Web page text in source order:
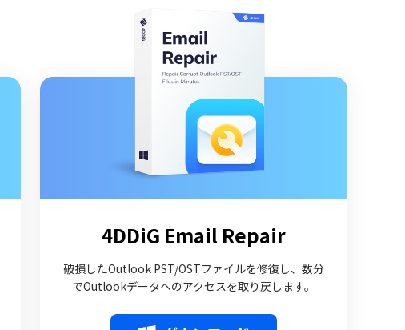
4DDiG Email Repair
破損したOutlook PST/OSTファイルを修復し、数分
でOutlookデータへのアクセスを取り戻します。